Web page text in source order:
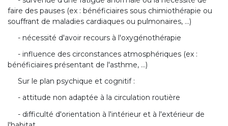
faire des pauses (ex : bénéficiaires sous chimiothérapie ou
souffrant de maladies cardiaques ou pulmonaires, ...)
- nécessité d'avoir recours à l'oxygénothérapie
- influence des circonstances atmosphériques (ex :
bénéficiaires présentant de l'asthme, ...)
Sur le plan psychique et cognitif :
- attitude non adaptée à la circulation routière
- difficulté d'orientation à l'intérieur et à l'extérieur de